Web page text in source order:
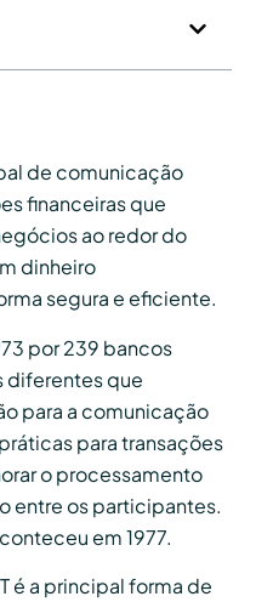
de comunicação
financeiras que
ao redor do
dinheiro
segura e eficiente.
por 239 bancos
diferentes que
para a comunicação
para transações
o processamento
entre os participantes.
em 1977.
é a principal forma de